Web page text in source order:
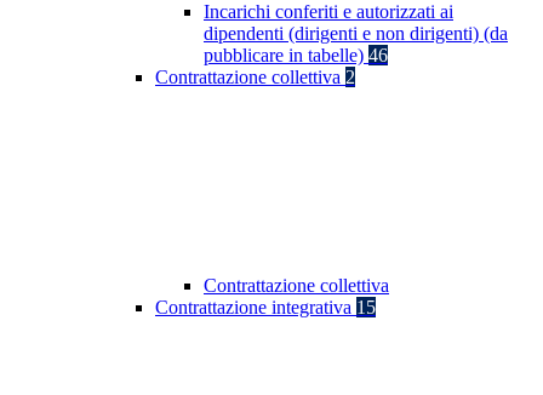
Incarichi conferiti e autorizzati ai
dipendenti (dirigenti e non dirigenti) (da
pubblicare in tabelle) 46
Contrattazione collettiva 2
Contrattazione collettiva
Contrattazione integrativa 15